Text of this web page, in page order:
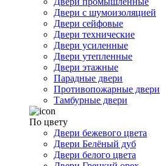
Двери с шумоизоляцией
Двери сейфовые
Двери технические
Двери усиленные
Двери утепленные
Двери этажные
Парадные двери
Противопожарные двери
Тамбурные двери
По цвету
Двери бежевого цвета
Двери Белёный дуб
Двери белого цвета